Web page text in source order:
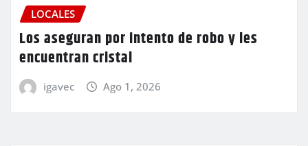
LOCALES
Los aseguran por intento de robo y les
encuentran cristal
igavec Ago 1, 2026